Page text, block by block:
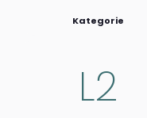
Kategorie
L2